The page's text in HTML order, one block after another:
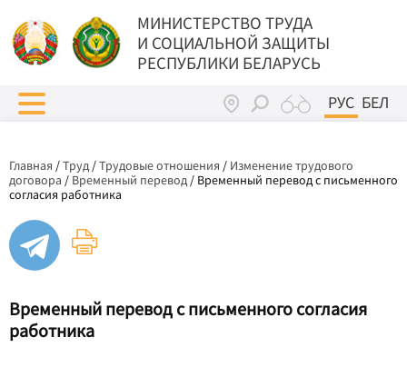
МИНИСТЕРСТВО ТРУДА
И СОЦИАЛЬНОЙ ЗАЩИТЫ
РЕСПУБЛИКИ БЕЛАРУСЬ
РУС БЕЛ
Главная /Труд/Трудовые отношения / Изменение трудового
договора / Временный перевод/ Временный перевод с письменного
согласия работника
Временный перевод с письменного согласия
работника